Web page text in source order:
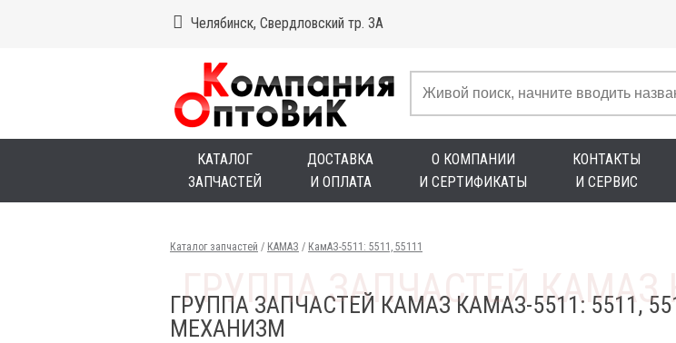
Челябинск, Свердловский тр. 3А
КАТАЛОГ
ЗАПЧАСТЕЙ
ДОСТАВКА
И ОПЛАТА
О КОМПАНИИ
И СЕРТИФИКАТЫ
КОНТАКТЫ
И СЕРВИС
Каталог запчастей / КАМАЗ / КамАЗ-5511: 5511, 55111
ГРУППА ЗАПЧАСТЕЙ КАМАЗ КАМАЗ-5511: 5511,
МЕХАНИЗМ